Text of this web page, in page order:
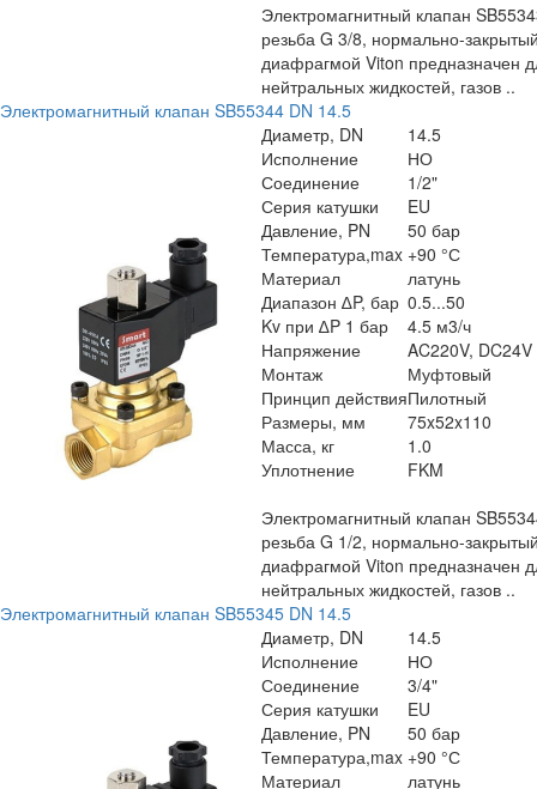
Электромагнитный клапан
резьба G 3/8, нормально-
диафрагмой Viton предназначен
нейтральных жидкостей, газов ..
Электромагнитный клапан SB55344 DN 14.5
Диаметр, DN
14.5
Исполнение
НО
Соединение
1/2"
Серия катушки
EU
Давление, PN
50 бар
Температура,max +90 °С
Материал
латунь
Диапазон ∆P, бар 0.5...50
Kv при ∆P 1 бар
4.5 м3/ч
Напряжение
AC220V, DC24V
Монтаж
Муфтовый
Принцип действияПилотный
Размеры, мм
75x52x110
Масса, кг
1.0
Уплотнение
FKM
Электромагнитный клапан
резьба G 1/2, нормально-
диафрагмой Viton предназначен
нейтральных жидкостей, газов ..
Электромагнитный клапан SB55345 DN 14.5
Диаметр, DN
14.5
Исполнение
НО
Соединение
3/4"
Серия катушки
EU
Давление, PN
50 бар
Температура,max +90 °С
Материал
латунь